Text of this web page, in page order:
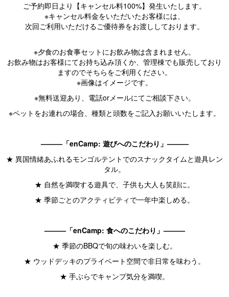
ご予約即日より【キャンセル料100%】発生いたします。
※キャンセル料金をいただいたお客様には、
次回ご利用いただけるご優待券をお渡ししております。
※夕食のお食事セットにお飲み物は含まれません。
お飲み物はお客様にてお持ち込み頂くか、管理棟でも販売しており
ますのでそちらをご利用ください。
※画像はイメージです。
※無料送迎あり、電話orメールにてご相談下さい。
※ペットをお連れの場合、種類と頭数をご記入お願いいたします。
———「enCamp: 遊びへのこだわり」———
★ 異国情緒あふれるモンゴルテントでのスナックタイムと遊具レン
タル。
★ 自然を満喫する遊具で、子供も大人も笑顔に。
★ 季節ごとのアクティビティで一年中楽しめる。
———「enCamp: 食へのこだわり」———
★ 季節のBBQで旬の味わいを楽しむ。
★ ウッドデッキのプライベート空間で非日常を味わう。
★ 手ぶらでキャンプ気分を満喫。